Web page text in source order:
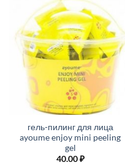
гель-пилинг для лица
ayoume enjoy mini peeling
gel
40.00₽